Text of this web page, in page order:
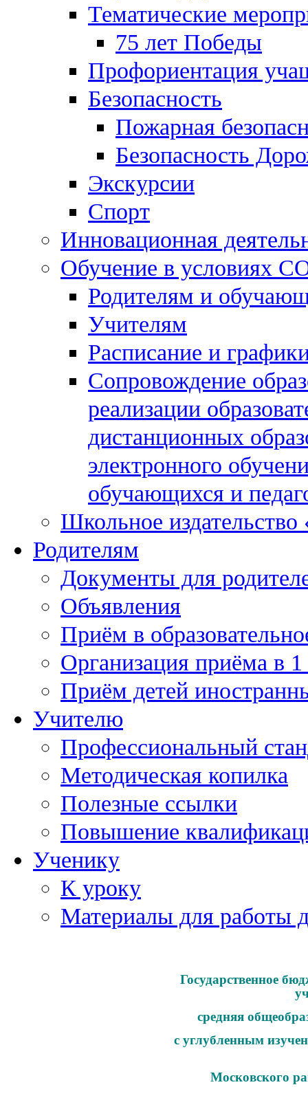
Тематические
75 лет Победы
Профориентация
Безопасность
Пожарная
Безопасность
Экскурсии
Спорт
Инновационная
Обучение в условиях
Родителям и
Учителям
Расписание и
Сопровождение
реализации
дистанционных
электронного
обучающихся и
Школьное
Родителям
Документы для
Объявления
Приём в
Организация приёма в
Приём детей
Учителю
Профессиональный
Методическая копилка
Полезные ссылки
Повышение
Ученику
К уроку
Материалы для работы
Государственное
средняя
с углубленным
Московского